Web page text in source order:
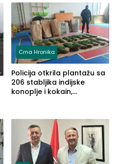
Crna Hronika
Policija otkrila plantažu sa
206 stabljika indijske
konoplje i kokain,